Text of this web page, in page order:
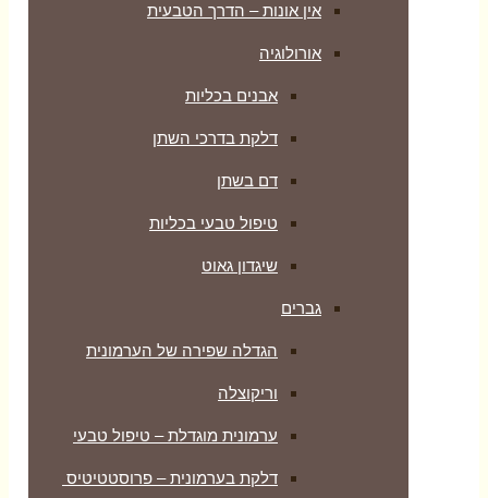
אין אונות – הדרך הטבעית
אורולוגיה
אבנים בכליות
דלקת בדרכי השתן
דם בשתן
טיפול טבעי בכליות
שיגדון גאוט
גברים
הגדלה שפירה של הערמונית
וריקוצלה
ערמונית מוגדלת – טיפול טבעי
דלקת בערמונית – פרוסטטיטיס